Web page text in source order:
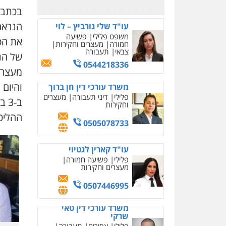
עו"ד שלי גורביץ – לוי
משפט פלילי פשיעה
חמורה מעצרים וחקירות
צבאי תעבורה
0544218336
משרד עורכי דין חן ברוך
פלילי דיני תעבורה מעצרים
וחקירות
0505078733
עו"ד קארין לגטיוי
פלילי פשיעה חמורה
מעצרים וחקירות
0507446995
משרד עורכי דין טאי
שרקי
את
של